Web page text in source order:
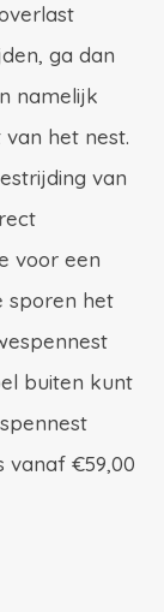
ga dan
namelijk
het nest.
van
voor een
sporen het
buiten kunt
vanaf €59,00